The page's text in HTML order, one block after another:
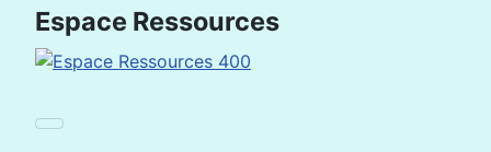
Espace Ressources